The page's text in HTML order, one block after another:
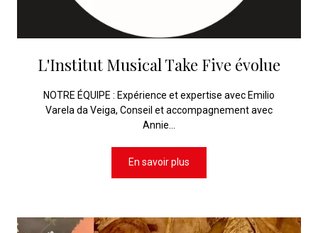
L'Institut Musical Take Five évolue
NOTRE ÉQUIPE : Expérience et expertise avec Emilio
Varela da Veiga, Conseil et accompagnement avec
Annie...
En savoir plus